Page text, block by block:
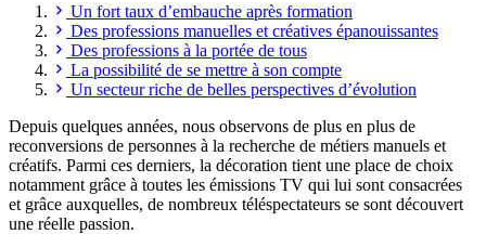
Un fort taux d’embauche après formation
Des professions manuelles et créatives épanouissantes
Des professions à la portée de tous
La possibilité de se mettre à son compte
Un secteur riche de belles perspectives d’évolution
Depuis quelques années, nous observons de plus en plus de
reconversions de personnes à la recherche de métiers manuels et
créatifs. Parmi ces derniers, la décoration tient une place de choix
notamment grâce à toutes les émissions TV qui lui sont consacrées
et grâce auxquelles, de nombreux téléspectateurs se sont découvert
une réelle passion.